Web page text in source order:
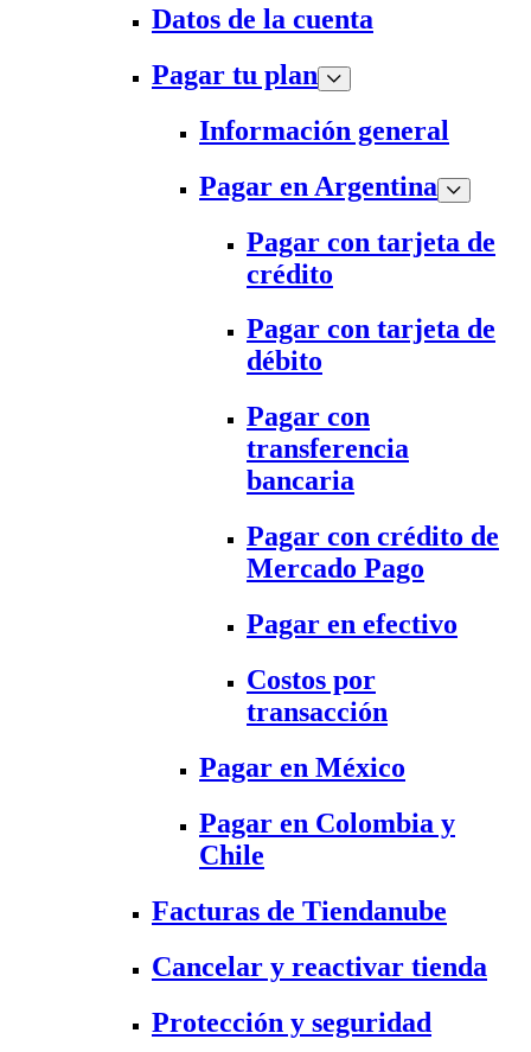
Datos de la cuenta
Pagar tu plan
Información general
Pagar en Argentina
Pagar con tarjeta de
crédito
Pagar con tarjeta de
débito
Pagar con
transferencia
bancaria
Pagar con crédito de
Mercado Pago
Pagar en efectivo
Costos por
transacción
Pagar en México
Pagar en Colombia y
Chile
Facturas de Tiendanube
Cancelar y reactivar tienda
Protección y seguridad